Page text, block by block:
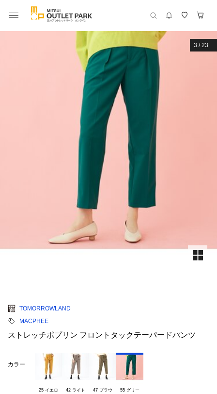
3 /23
TOMORROWLAND
MACPHEE
ストレッチポプリン フロントタックテーパードパンツ
カラー
25 イエロ
42 ライト
47 ブラウ
55 グリー